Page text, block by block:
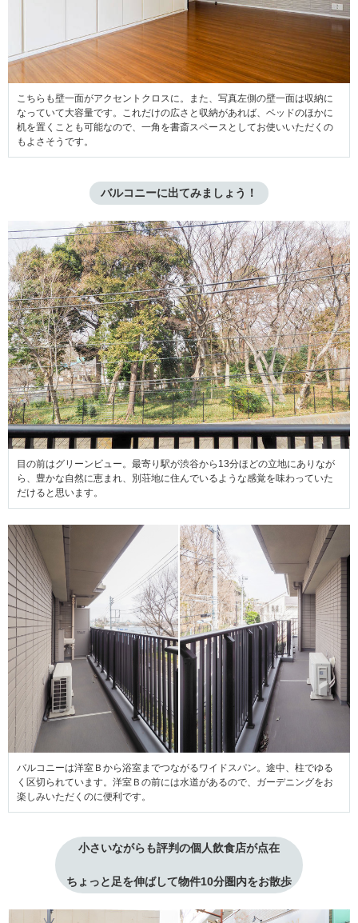
こちらも壁一面がアクセントクロスに。また、写真左側の壁一面は収納に
なっていて大容量です。これだけの広さと収納があれば、ベッドのほかに
机を置くことも可能なので、一角を書斎スペースとしてお使いいただくの
もよさそうです。
バルコニーに出てみましょう！
目の前はグリーンビュー。最寄り駅が渋谷から13分ほどの立地にありなが
ら、豊かな自然に恵まれ、別荘地に住んでいるような感覚を味わっていた
だけると思います。
バルコニーは洋室Ｂから浴室までつながるワイドスパン。途中、柱でゆる
く区切られています。洋室Ｂの前には水道があるので、ガーデニングをお
楽しみいただくのに便利です。
小さいながらも評判の個人飲食店が点在
ちょっと足を伸ばして物件10分圏内をお散歩